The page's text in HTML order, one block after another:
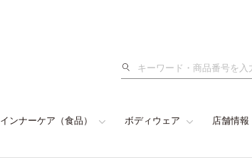
検
インナーケア（食品） ボディウェア 店舗情報